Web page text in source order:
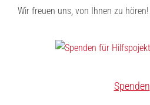
Wir freuen uns, von Ihnen zu hören!
Spenden